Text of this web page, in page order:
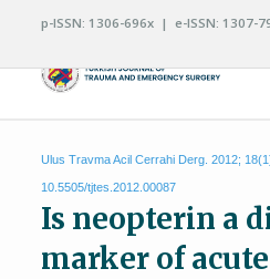
p-ISSN: 1306-696x | e-ISSN: 1307-
Ulus Travma Acil Cerrahi Derg. 2012;
10.5505/tjtes.2012.00087
Is neopterin a
marker of acute